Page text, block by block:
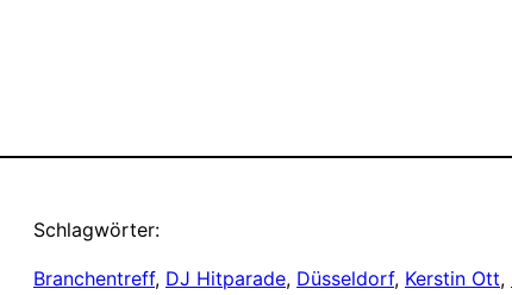
Schlagwörter:
Branchentreff, DJ Hitparade, Düsseldorf, Kerstin Ott,